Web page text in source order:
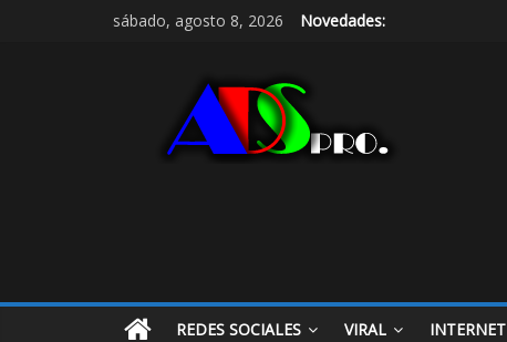
sábado, agosto 8, 2026 Novedades:
REDES SOCIALES VIRAL INTERNET